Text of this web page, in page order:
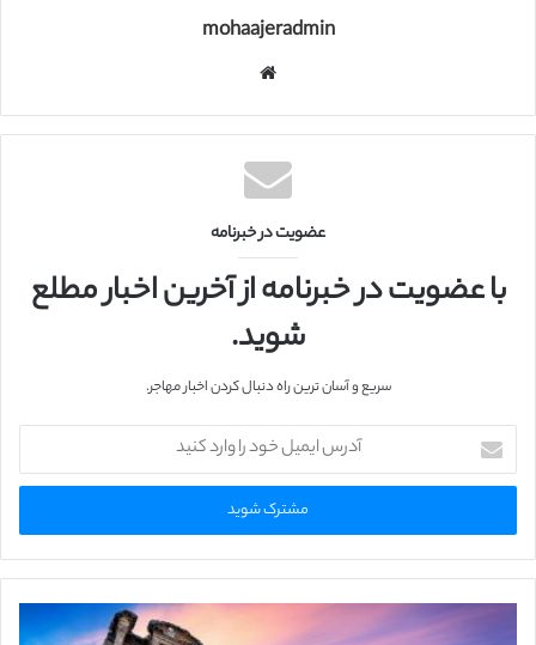
mohaajeradmin
س
ا
ی
عضویت در خبرنامه
با عضویت در خبرنامه از آخرین اخبار مطلع
شوید.
سریع و آسان ترین راه دنبال کردن اخبار مهاجر.
ر
ا
ی
م